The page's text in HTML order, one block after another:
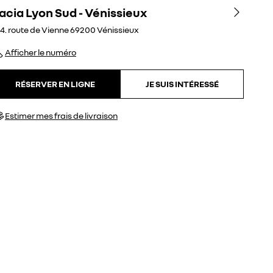
Lyon Sud - Vénissieux
route de Vienne69200Vénissieux
Afficher le numéro
RÉSERVER EN LIGNE JE SUIS INTÉRESSÉ
Estimer mes frais de livraison